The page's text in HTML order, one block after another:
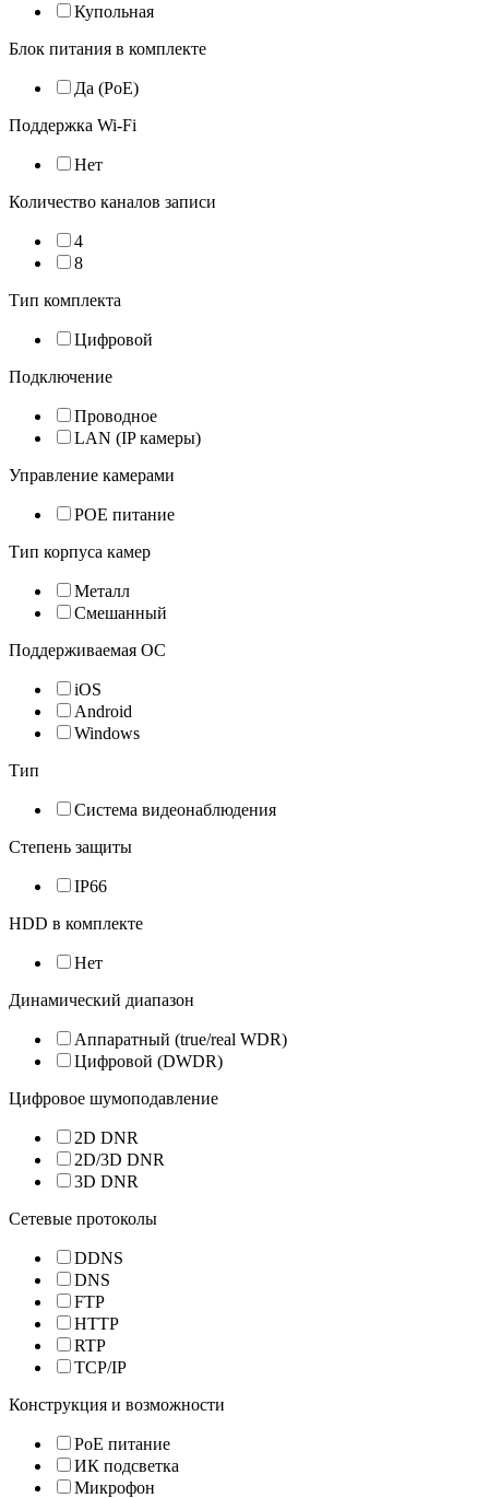
Купольная
Блок питания в комплекте
Да (PoE)
Поддержка Wi-Fi
Нет
Количество каналов записи
4
8
Тип комплекта
Цифровой
Подключение
Проводное
LAN (IP камеры)
Управление камерами
POE питание
Тип корпуса камер
Металл
Смешанный
Поддерживаемая ОС
iOS
Android
Windows
Тип
Система видеонаблюдения
Степень защиты
IP66
HDD в комплекте
Нет
Динамический диапазон
Аппаратный (true/real WDR)
Цифровой (DWDR)
Цифровое шумоподавление
2D DNR
2D/3D DNR
3D DNR
Сетевые протоколы
DDNS
DNS
FTP
HTTP
RTP
TCP/IP
Конструкция и возможности
PoE питание
ИК подсветка
Микрофон